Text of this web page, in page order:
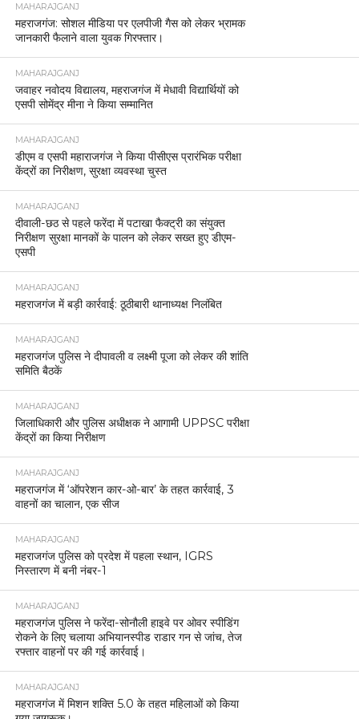
MAHARAJGANJ
महराजगंज: सोशल मीडिया पर एलपीजी गैस को लेकर भ्रामक
जानकारी फैलाने वाला युवक गिरफ्तार।
MAHARAJGANJ
जवाहर नवोदय विद्यालय, महराजगंज में मेधावी विद्यार्थियों को
एसपी सोमेंद्र मीना ने किया सम्मानित
MAHARAJGANJ
डीएम व एसपी महाराजगंज ने किया पीसीएस प्रारंभिक परीक्षा
केंद्रों का निरीक्षण, सुरक्षा व्यवस्था चुस्त
MAHARAJGANJ
दीवाली-छठ से पहले फरेंदा में पटाखा फैक्ट्री का संयुक्त
निरीक्षण सुरक्षा मानकों के पालन को लेकर सख्त हुए डीएम-
एसपी
MAHARAJGANJ
महराजगंज में बड़ी कार्रवाई: ठूठीबारी थानाध्यक्ष निलंबित
MAHARAJGANJ
महराजगंज पुलिस ने दीपावली व लक्ष्मी पूजा को लेकर की शांति
समिति बैठकें
MAHARAJGANJ
जिलाधिकारी और पुलिस अधीक्षक ने आगामी UPPSC परीक्षा
केंद्रों का किया निरीक्षण
MAHARAJGANJ
महराजगंज में ‘ऑपरेशन कार-ओ-बार’ के तहत कार्रवाई, 3
वाहनों का चालान, एक सीज
MAHARAJGANJ
महराजगंज पुलिस को प्रदेश में पहला स्थान, IGRS
निस्तारण में बनी नंबर-1
MAHARAJGANJ
महराजगंज पुलिस ने फरेंदा-सोनौली हाइवे पर ओवर स्पीडिंग
रोकने के लिए चलाया अभियानस्पीड राडार गन से जांच, तेज
रफ्तार वाहनों पर की गई कार्रवाई।
MAHARAJGANJ
महराजगंज में मिशन शक्ति 5.0 के तहत महिलाओं को किया